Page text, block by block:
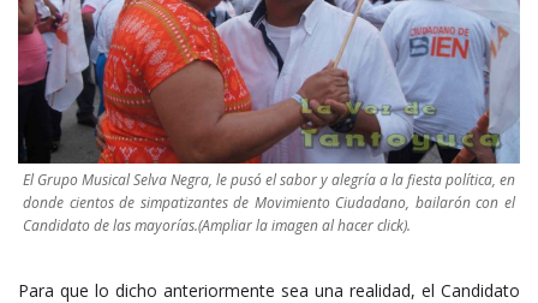
El Grupo Musical Selva Negra, le pusó el sabor y alegría a la fiesta política, en
donde cientos de simpatizantes de Movimiento Ciudadano, bailarón con el
Candidato de las mayorías.(Ampliar la imagen al hacer click).
Para que lo dicho anteriormente sea una realidad, el Candidato